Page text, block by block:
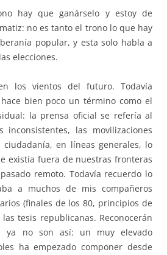
hay que ganárselo y estoy de
no es tanto el trono lo que hay
popular, y esta solo habla a
elecciones.
los vientos del futuro. Todavía
bien poco un término como el
la prensa oficial se refería al
inconsistentes, las movilizaciones
en líneas generales, lo
existía fuera de nuestras fronteras
remoto. Todavía recuerdo lo
a muchos de mis compañeros
(finales de los 80, principios de
tesis republicanas. Reconocerán
ya no son así: un muy elevado
ha empezado componer desde